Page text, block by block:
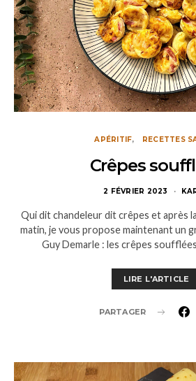
APÉRITIF RECETTES
Crêpes
2 FÉVRIER 2023
Qui dit chandeleur dit crêpes et après
matin, je vous propose maintenant un
Guy Demarle : les crêpes
LIRE L'ARTICLE
PARTAGER